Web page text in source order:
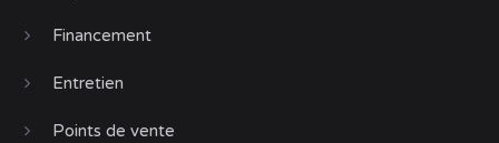
Financement
Entretien
Points de vente